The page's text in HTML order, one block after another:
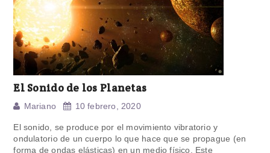
El Sonido de los Planetas
Mariano 10 febrero, 2020
El sonido, se produce por el movimiento vibratorio y
ondulatorio de un cuerpo lo que hace que se propague (en
forma de ondas elásticas) en un medio físico. Este